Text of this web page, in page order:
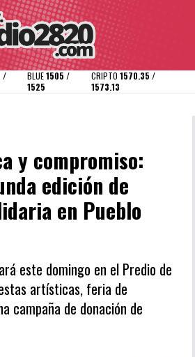
/
BLUE1505 /
1525
CRIPTO 1570.35 /
1573.13
y compromiso:
edición de
en Pueblo
este domingo en el Predio de
artísticas, feria de
campaña de donación de